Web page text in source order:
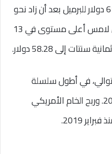
وتراجع خام برنت سنتا إلى 61.08 دولار للبرميل بعد أن زاد نحو
واحد بالمئة أمس الثلاثاء، حين لامس أعلى مستوى في 13
إلى 58.28 دولار.
في أطول سلسلة
مكاسب مستمرة منذ يناير 2019. وربح الخام الأمريكي
2019.